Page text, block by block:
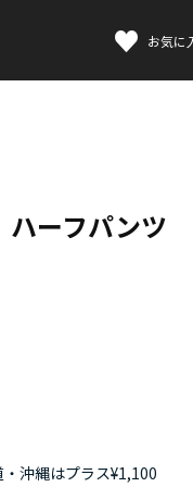
お気に
ーフパンツ
沖縄はプラス¥1,100